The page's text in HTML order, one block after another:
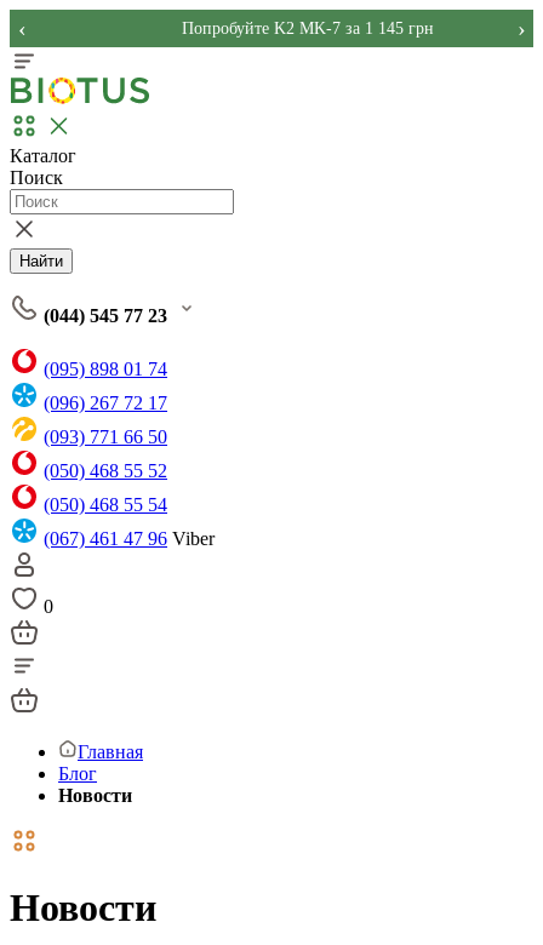
Попробуйте K2 MK-7 за 1 145 грн
‹ ›
Каталог
Поиск
Найти
(044) 545 77 23
(095) 898 01 74
(096) 267 72 17
(093) 771 66 50
(050) 468 55 52
(050) 468 55 54
(067) 461 47 96 Viber
0
Главная
Блог
Новости
Новости